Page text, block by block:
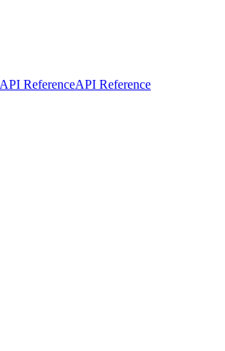
API ReferenceAPI Reference